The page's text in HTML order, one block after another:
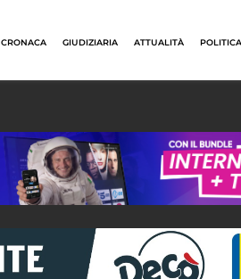
CRONACA GIUDIZIARIA ATTUALITÀ POLITICA